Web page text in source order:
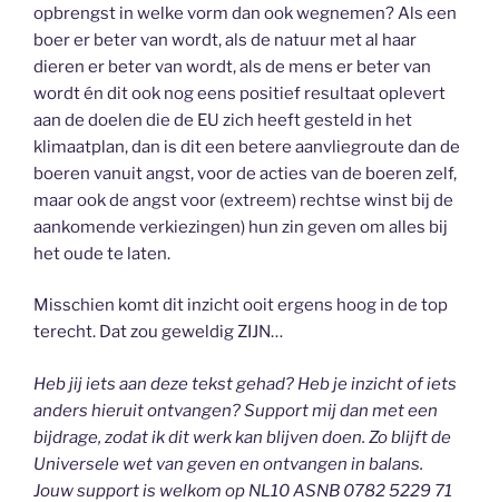
opbrengst in welke vorm dan ook wegnemen? Als een
boer er beter van wordt, als de natuur met al haar
dieren er beter van wordt, als de mens er beter van
wordt én dit ook nog eens positief resultaat oplevert
aan de doelen die de EU zich heeft gesteld in het
klimaatplan, dan is dit een betere aanvliegroute dan de
boeren vanuit angst, voor de acties van de boeren zelf,
maar ook de angst voor (extreem) rechtse winst bij de
aankomende verkiezingen) hun zin geven om alles bij
het oude te laten.
Misschien komt dit inzicht ooit ergens hoog in de top
terecht. Dat zou geweldig ZIJN…
Heb jij iets aan deze tekst gehad? Heb je inzicht of iets
anders hieruit ontvangen? Support mij dan met een
bijdrage, zodat ik dit werk kan blijven doen. Zo blijft de
Universele wet van geven en ontvangen in balans.
Jouw support is welkom op NL10 ASNB 0782 5229 71